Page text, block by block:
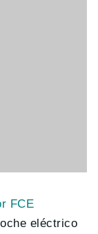
FCE
eléctrico